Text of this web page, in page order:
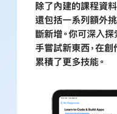
除了內建的課程
還包括一系列額外
斷新增。你可深入
手嘗試新東西，在
累積了更多技能。